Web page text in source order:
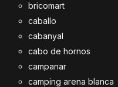
bricomart
caballo
cabanyal
cabo de hornos
campanar
camping arena blanca